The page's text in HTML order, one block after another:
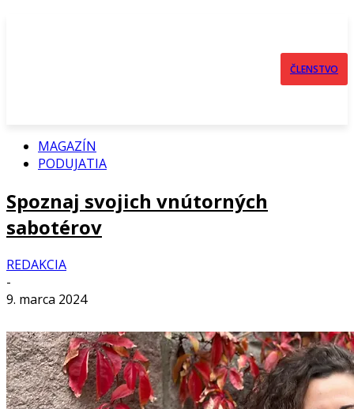
ČLENSTVO
MAGAZÍN
PODUJATIA
Spoznaj svojich vnútorných
sabotérov
REDAKCIA
-
9. marca 2024